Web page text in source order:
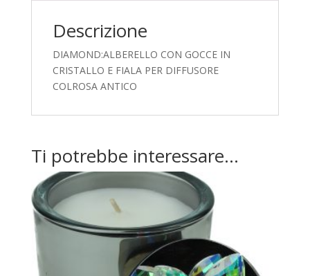
Descrizione
DIAMOND:ALBERELLO CON GOCCE IN
CRISTALLO E FIALA PER DIFFUSORE
COLROSA ANTICO
Ti potrebbe interessare…